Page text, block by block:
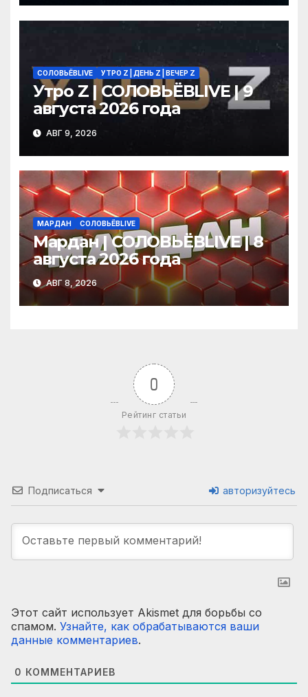
СОЛОВЬЁВLIVE УТРО Z | ДЕНЬ Z | ВЕЧЕР Z
Утро Z | СОЛОВЬЁВLIVE | 9
августа 2026 года
АВГ 9, 2026
МАРДАН СОЛОВЬЁВLIVE
Мардан | СОЛОВЬЁВLIVE | 8
августа 2026 года
АВГ 8, 2026
0
Рейтинг статьи
Подписаться авторизуйтесь
Этот сайт использует Akismet для борьбы со
спамом. Узнайте, как обрабатываются ваши
данные комментариев.
0 КОММЕНТАРИЕВ